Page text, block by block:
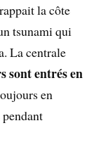
la côte
tsunami qui
La centrale
sont entrés en
en